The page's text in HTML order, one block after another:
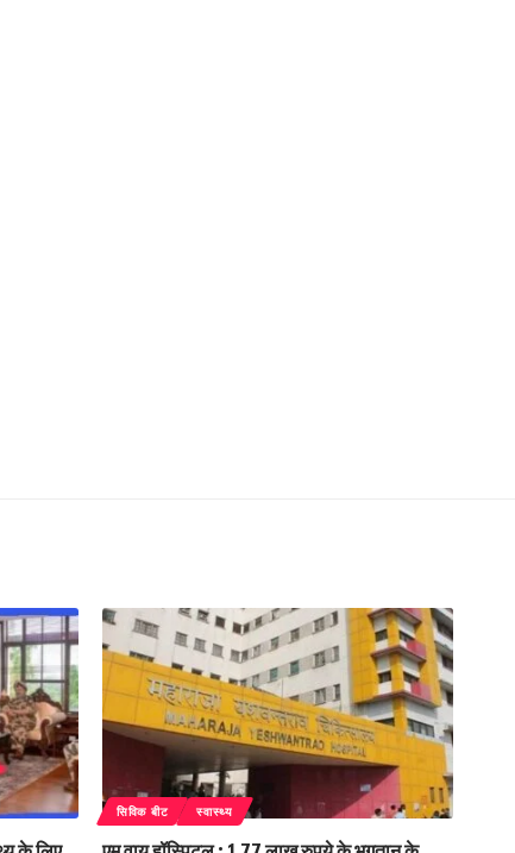
सिविक बीट स्वास्थ्य